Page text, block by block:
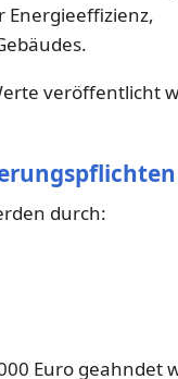
Energieeffizienz,
veröffentlicht
durch:
Euro geahndet